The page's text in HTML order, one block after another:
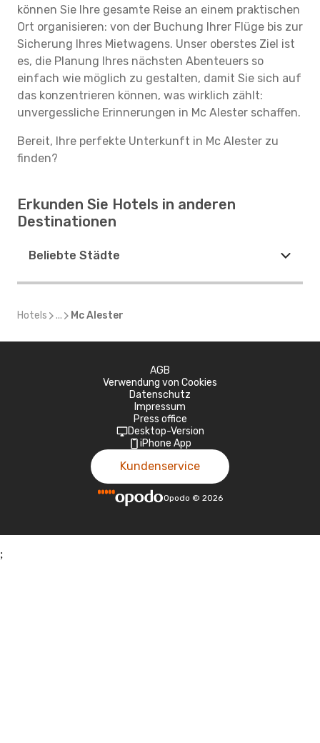
können Sie Ihre gesamte Reise an einem praktischen
Ort organisieren: von der Buchung Ihrer Flüge bis zur
Sicherung Ihres Mietwagens. Unser oberstes Ziel ist
es, die Planung Ihres nächsten Abenteuers so
einfach wie möglich zu gestalten, damit Sie sich auf
das konzentrieren können, was wirklich zählt:
unvergessliche Erinnerungen in Mc Alester schaffen.
Bereit, Ihre perfekte Unterkunft in Mc Alester zu
finden?
Erkunden Sie Hotels in anderen
Destinationen
Beliebte Städte
Hotels ... Mc Alester
AGB
Verwendung von Cookies
Datenschutz
Impressum
Press office
Desktop-Version
iPhone App
Kundenservice
Opodo © 2026
;